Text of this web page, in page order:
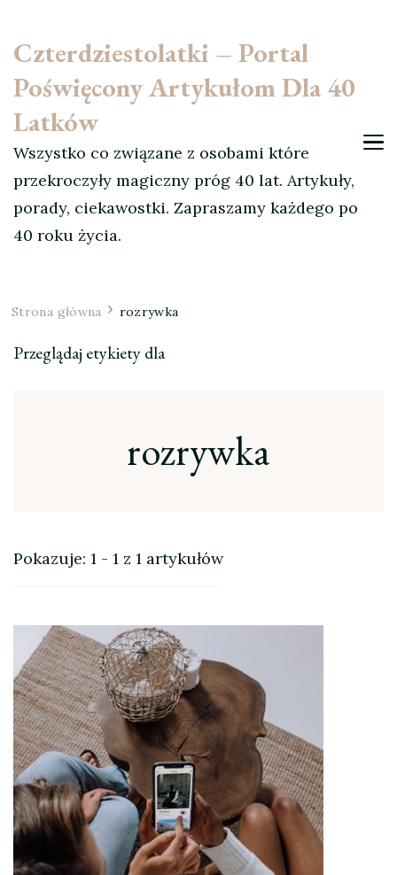
Czterdziestolatki – Portal
Poświęcony Artykułom Dla 40
Latków
Wszystko co związane z osobami które
przekroczyły magiczny próg 40 lat. Artykuły,
porady, ciekawostki. Zapraszamy każdego po
40 roku życia.
Strona główna rozrywka
Przeglądaj etykiety dla
rozrywka
Pokazuje: 1 - 1 z 1 artykułów